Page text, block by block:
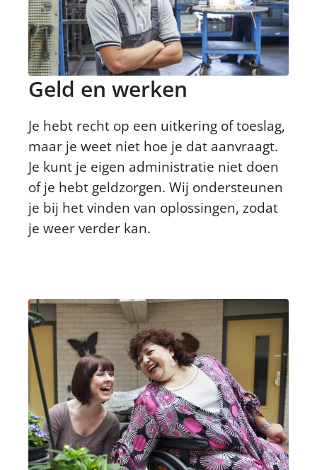
Geld en werken
Je hebt recht op een uitkering of toeslag,
maar je weet niet hoe je dat aanvraagt.
Je kunt je eigen administratie niet doen
of je hebt geldzorgen. Wij ondersteunen
je bij het vinden van oplossingen, zodat
je weer verder kan.